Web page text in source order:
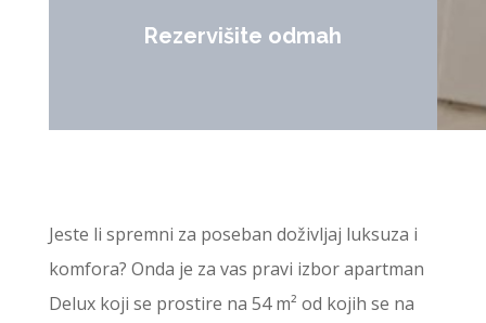
Rezervišite odmah
Jeste li spremni za poseban doživljaj luksuza i
komfora? Onda je za vas pravi izbor apartman
Delux koji se prostire na 54 m² od kojih se na